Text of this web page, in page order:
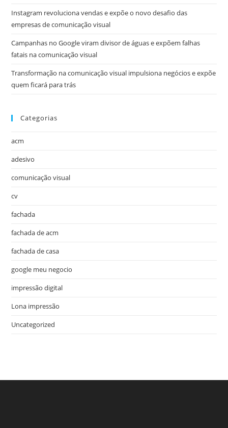
Instagram revoluciona vendas e expõe o novo desafio das
empresas de comunicação visual
Campanhas no Google viram divisor de águas e expõem falhas
fatais na comunicação visual
Transformação na comunicação visual impulsiona negócios e expõe
quem ficará para trás
Categorias
acm
adesivo
comunicação visual
cv
fachada
fachada de acm
fachada de casa
google meu negocio
impressão digital
Lona impressão
Uncategorized